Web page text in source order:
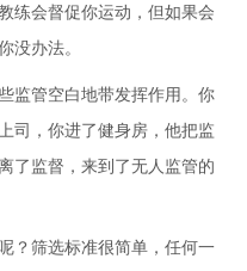
练会督促你运动，但如果会
没办法。
监管空白地带发挥作用。你
司，你进了健身房，他把监
了监督，来到了无人监管的
？筛选标准很简单，任何一